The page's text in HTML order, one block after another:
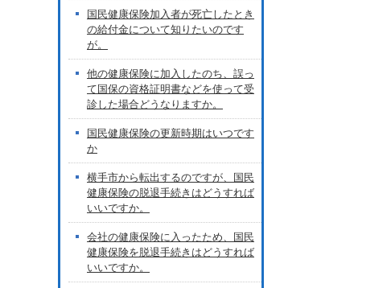
国民健康保険加入者が死亡したとき
の給付金について知りたいのです
が。
他の健康保険に加入したのち、誤っ
て国保の資格証明書などを使って受
診した場合どうなりますか。
国民健康保険の更新時期はいつです
か
横手市から転出するのですが、国民
健康保険の脱退手続きはどうすれば
いいですか。
会社の健康保険に入ったため、国民
健康保険を脱退手続きはどうすれば
いいですか。